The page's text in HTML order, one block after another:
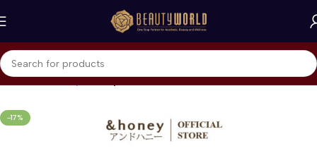
Beranda &honey Shampoo
-17%